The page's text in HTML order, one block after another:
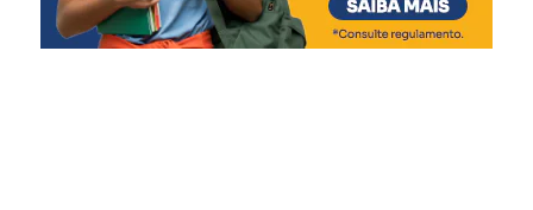
Orientação à população